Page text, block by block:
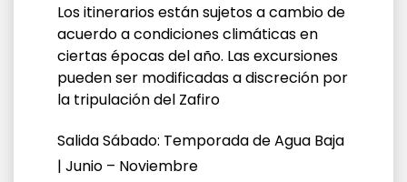
Los itinerarios están sujetos a cambio de
acuerdo a condiciones climáticas en
ciertas épocas del año. Las excursiones
pueden ser modificadas a discreción por
la tripulación del Zafiro
Salida Sábado: Temporada de Agua Baja
| Junio – Noviembre